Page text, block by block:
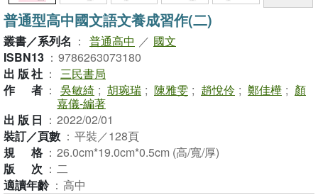
普通型高中國文語文養成習作(二)
叢書／系列名 ： 普通高中 ／ 國文
ISBN13 ： 9786263073180
出版社 ： 三民書局
作者 ： 吳敏綺 ; 胡琬瑞 ; 陳雅雯 ; 趙悅伶 ; 鄭佳樺 ; 顏
嘉儀-編著
出版日 ： 2022/02/01
裝訂／頁數 ： 平裝／128頁
規格 ： 26.0cm*19.0cm*0.5cm (高/寬/厚)
版次 ： 二
適讀年齡 ： 高中